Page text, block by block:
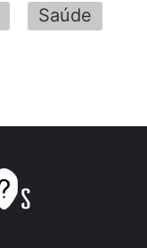
Saúde